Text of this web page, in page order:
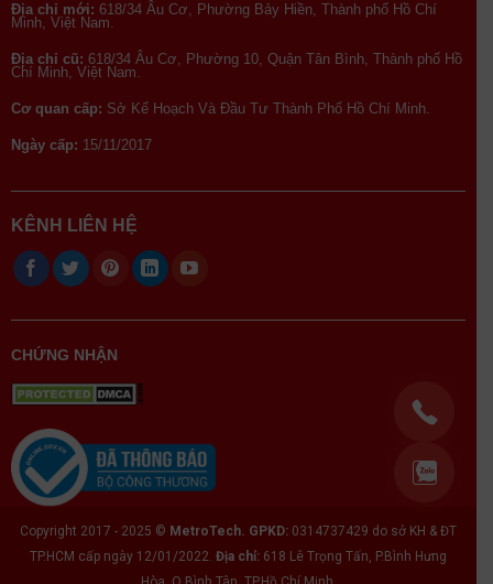
Địa chỉ mới: 618/34 Âu Cơ, Phường Bảy Hiền, Thành phố Hồ Chí
Minh, Việt Nam.
Địa chỉ cũ: 618/34 Âu Cơ, Phường 10, Quận Tân Bình, Thành phố Hồ
Chí Minh, Việt Nam.
Cơ quan cấp: Sở Kế Hoạch Và Đầu Tư Thành Phố Hồ Chí Minh.
Ngày cấp: 15/11/2017
KÊNH LIÊN HỆ
CHỨNG NHẬN
Copyright 2017 - 2025 © MetroTech. GPKD: 0314737429 do sở KH & ĐT
TP.HCM cấp ngày 12/01/2022. Địa chỉ: 618 Lê Trọng Tấn, P.Bình Hưng